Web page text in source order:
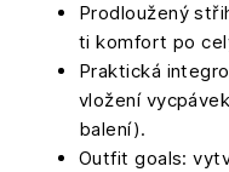
Prodloužený
ti komfort po
Praktická
vložení
balení).
Outfit goals: